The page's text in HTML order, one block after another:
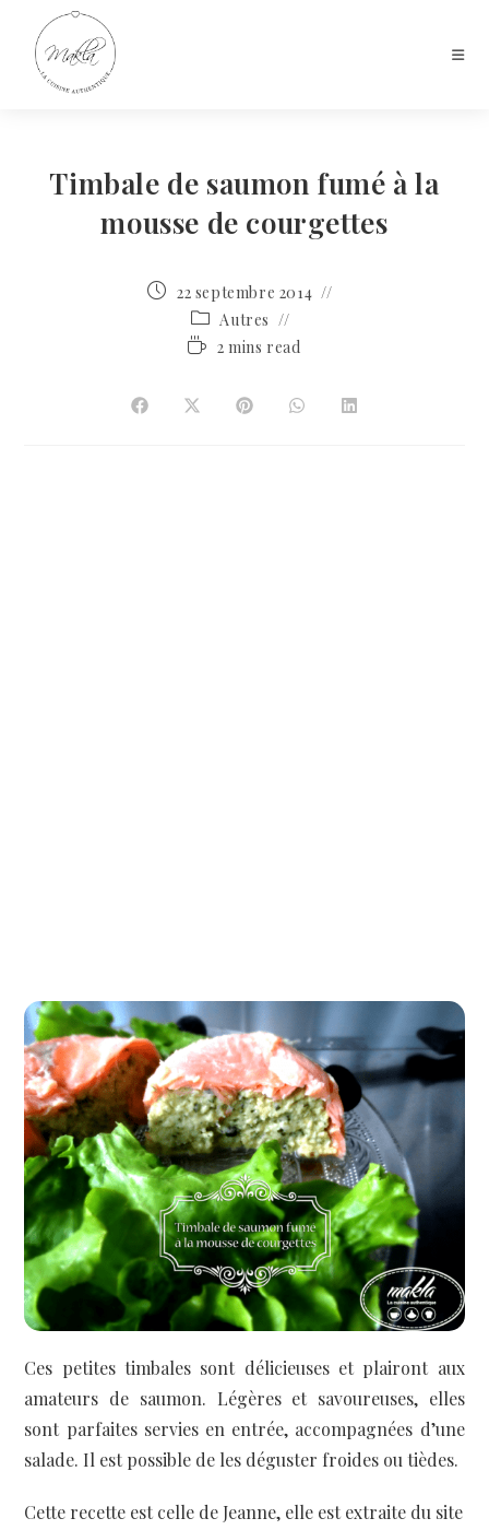
Timbale de saumon fumé à la
mousse de courgettes
22 septembre 2014
Autres
2 mins read
Ces petites timbales sont délicieuses et plairont aux
amateurs de saumon. Légères et savoureuses, elles
sont parfaites servies en entrée, accompagnées d’une
salade. Il est possible de les déguster froides ou tièdes.
Cette recette est celle de Jeanne, elle est extraite du site